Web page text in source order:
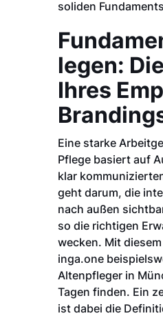
soliden
legen:
Ihres
Eine starke
Pflege basiert auf
klar
geht darum, die
nach außen
so die richtigen
wecken. Mit
inga.one
Altenpfleger in
Tagen finden. Ein
ist dabei die